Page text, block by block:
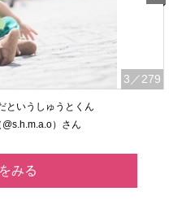
3 ／279
というしゅうとくん
）さん
みる